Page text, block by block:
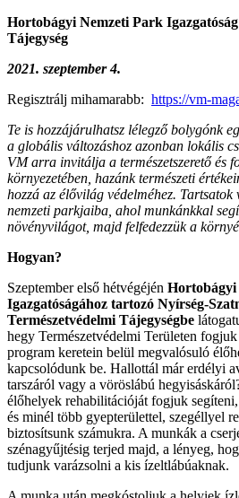
Hortobágyi Nemzeti Park
Tájegység
2021. szeptember 4.
Regisztrálj mihamarabb: https://vm-
Te is hozzájárulhatsz lélegző bolygónk
a globális változáshoz azonban lokális
VM arra invitálja a természetszerető és
környezetében, hazánk természeti
hozzá az élővilág védelméhez.
nemzeti parkjaiba, ahol munkánkkal
növényvilágot, majd felfedezzük a
Hogyan?
Szeptember első hétvégéjén Hortobágyi
Igazgatóságához tartozó Nyírség-
Természetvédelmi Tájegységbe
hegy Természetvédelmi Területen
program keretein belül megvalósuló
kapcsolódunk be. Hallottál már erdélyi
tarszáról vagy a vöröslábú
élőhelyek rehabilitációját fogjuk
és minél több gyepterülettel, szegéllyel
biztosítsunk számukra. A munkák a
szénagyűjtésig terjed majd, a lényeg,
tudjunk varázsolni a kis ízeltlábúaknak.